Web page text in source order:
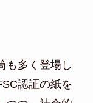
も多く登場し
認証の紙を